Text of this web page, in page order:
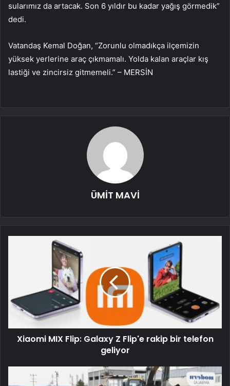
sularımız da artacak. Son 6 yıldır bu kadar yağış görmedik”
dedi.
Vatandaş Kemal Doğan, “Zorunlu olmadıkça ilçemizin
yüksek yerlerine araç çıkmamalı. Yolda kalan araçlar kış
lastiği ve zincirsiz gitmemeli.” – MERSİN
ÜMİT MAVİ
Xiaomi MIX Flip: Galaxy Z Flip'e rakip bir telefon
geliyor